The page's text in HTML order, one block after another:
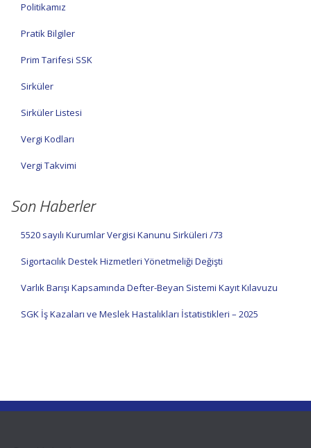
Politikamız
Pratik Bilgiler
Prim Tarifesi SSK
Sirküler
Sirküler Listesi
Vergi Kodları
Vergi Takvimi
Son Haberler
5520 sayılı Kurumlar Vergisi Kanunu Sirküleri /73
Sigortacılık Destek Hizmetleri Yönetmeliği Değişti
Varlık Barışı Kapsamında Defter-Beyan Sistemi Kayıt Kılavuzu
SGK İş Kazaları ve Meslek Hastalıkları İstatistikleri – 2025